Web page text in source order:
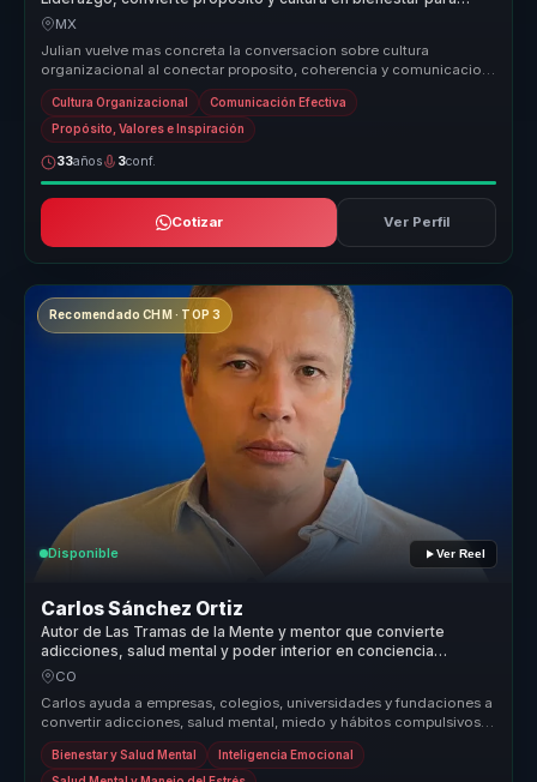
organizaciones.
MX
Julian vuelve mas concreta la conversacion sobre cultura
organizacional al conectar proposito, coherencia y comunicacion
con decisiones p...
Cultura Organizacional Comunicación Efectiva
Propósito, Valores e Inspiración
33años 3conf.
Cotizar Ver Perfil
Recomendado CHM · TOP 3
Disponible Ver Reel
Carlos Sánchez Ortiz
Autor de Las Tramas de la Mente y mentor que convierte
adicciones, salud mental y poder interior en conciencia
aplicable.
CO
Carlos ayuda a empresas, colegios, universidades y fundaciones a
convertir adicciones, salud mental, miedo y hábitos compulsivos
en conci...
Bienestar y Salud Mental Inteligencia Emocional